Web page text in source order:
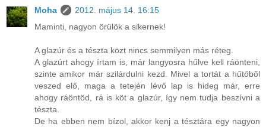
Moha
2012. május 14. 16:15
Maminti, nagyon örülök a sikernek!
A glazúr és a tészta közt nincs semmilyen más réteg.
A glazúrt ahogy írtam is, már langyosra hűlve kell ráönteni,
szinte amikor már szilárdulni kezd. Mivel a tortát a hűtőből
veszed elő, maga a tetején lévő lap is hideg már, erre
ahogy ráöntöd, rá is köt a glazúr, így nem tudja beszívni a
tészta.
De ha ebben nem bízol, akkor kenj a tésztára egy nagyon